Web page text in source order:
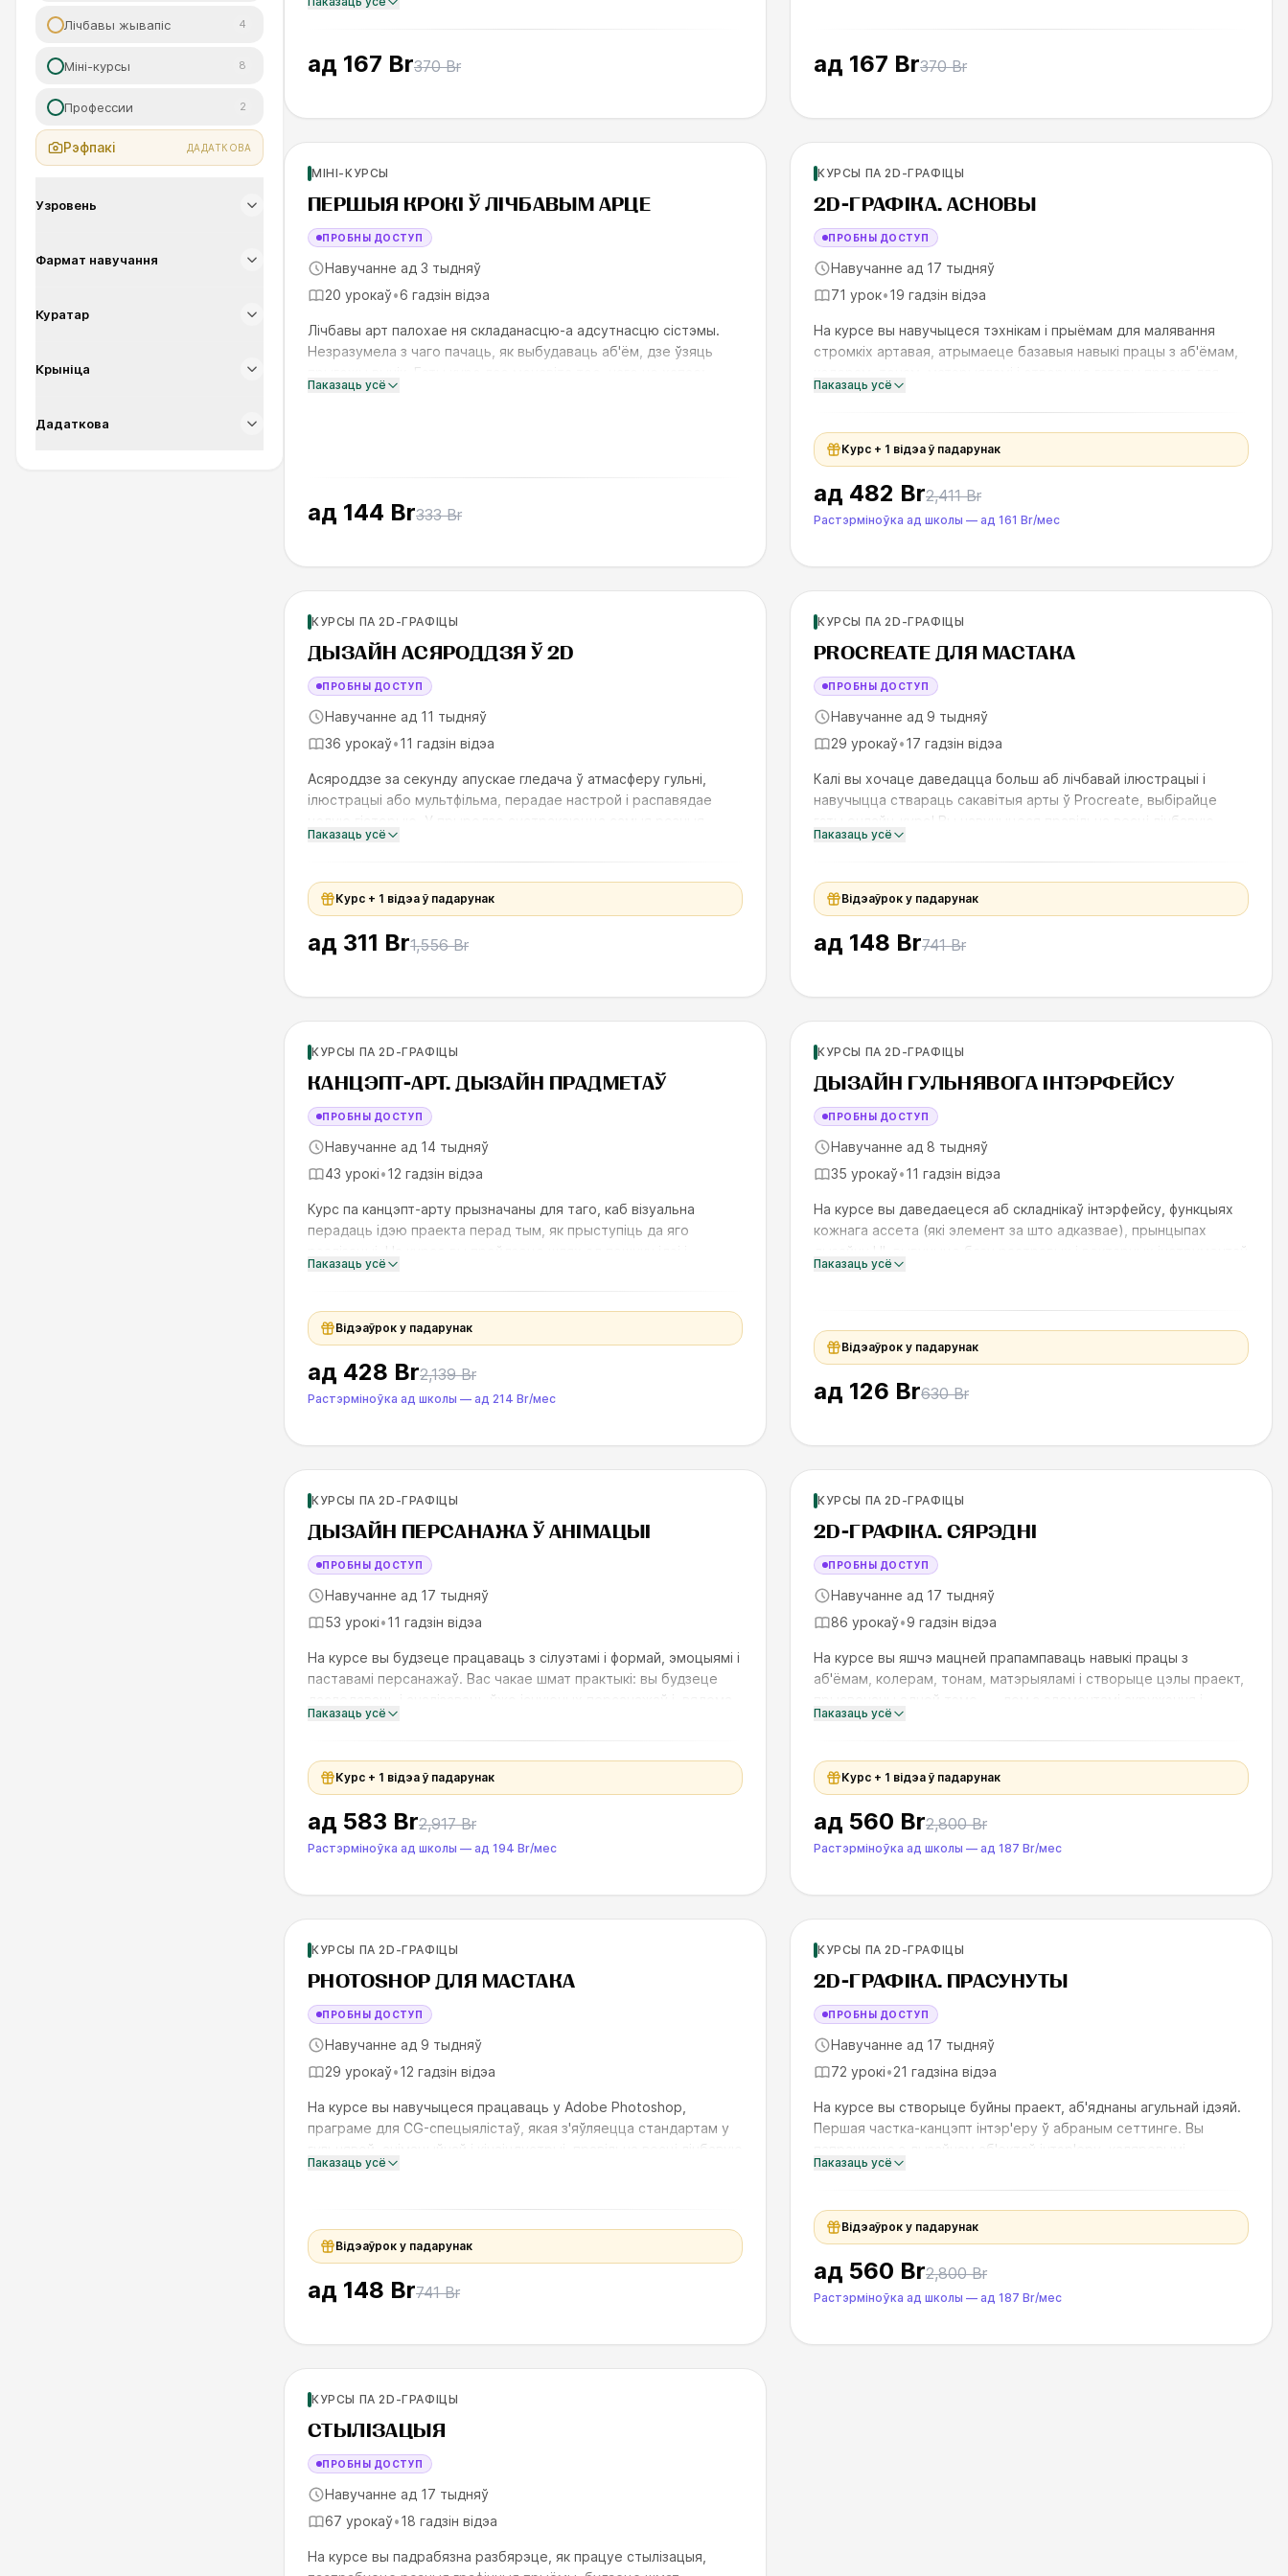
Лічбавы жывапіс 4
Міні-курсы 8
Профессии 2
Рэфпакі ДАДАТКОВА
Узровень
Фармат навучання
Куратар
Крыніца
Дадаткова
дэталі. За тры мо
ад 167 Br370 Br ад 167 Br370 Br
SKILLS UP
МІНІ-КУРСЫ
ПЕРШЫЯ КРОКІ Ў ЛІЧБАВЫМ АРЦЕ
ПРОБНЫ ДОСТУП
Навучанне ад 3 тыдняў
20 урокаў•6 гадзін відэа
Лічбавы арт палохае ня складанасцю-а адсутнасцю сістэмы.
Незразумела з чаго пачаць, як выбудаваць аб'ём, дзе ўзяць
прыгожы вынік. Гэты курс дае менавіта тое, чаго не хапае:
выразны пайплайн ад ідэі да
Паказаць усё
ад 144 Br333 Br
SKILLS UP
КУРСЫ ПА 2D-ГРАФІЦЫ
2D-ГРАФІКА. АСНОВЫ
ПРОБНЫ ДОСТУП
Навучанне ад 17 тыдняў
71 урок•19 гадзін відэа
На курсе вы навучыцеся тэхнікам і прыёмам для малявання
стромкіх артавая, атрымаеце базавыя навыкі працы з аб'ёмам,
партфоліо — канцэпт аб'екта
Паказаць усё
Курс + 1 відэа ў падарунак
ад 482 Br2,411 Br
Растэрміноўка ад школы — ад 161 Br/мес
SKILLS UP
КУРСЫ ПА 2D-ГРАФІЦЫ
ДЫЗАЙН АСЯРОДДЗЯ Ў 2D
ПРОБНЫ ДОСТУП
Навучанне ад 11 тыдняў
36 урокаў•11 гадзін відэа
Асяроддзе за секунду апускае гледача ў атмасферу гульні,
ілюстрацыі або мультфільма, перадае настрой і распавядае
цэлую гісторыю. У прыродзе сустракаюцца самыя розныя
формы, фактуры, тэкстуры, Пагодны
Паказаць усё
Курс + 1 відэа ў падарунак
ад 311 Br1,556 Br
SKILLS UP
КУРСЫ ПА 2D-ГРАФІЦЫ
PROCREATE ДЛЯ МАСТАКА
ПРОБНЫ ДОСТУП
Навучанне ад 9 тыдняў
29 урокаў•17 гадзін відэа
Калі вы хочаце даведацца больш аб лічбавай ілюстрацыі і
навучыцца ствараць сакавітыя арты ў Procreate, выбірайце
гэты онлайн-курс! Вы навучыцеся правільна весці лічбавую
лінію і мазкі, каб карцінкі вы
Паказаць усё
Відэаўрок у падарунак
ад 148 Br741 Br
SKILLS UP
КУРСЫ ПА 2D-ГРАФІЦЫ
КАНЦЭПТ-АРТ. ДЫЗАЙН ПРАДМЕТАЎ
ПРОБНЫ ДОСТУП
Навучанне ад 14 тыдняў
43 урокі•12 гадзін відэа
Курс па канцэпт-арту прызначаны для таго, каб візуальна
перадаць ідэю праекта перад тым, як прыступіць да яго
рэалізацыі. На курсе вы пройдзеце шлях ад пошуку ідэі і
афармлення брыфа да прэзентацыі пр
Паказаць усё
Відэаўрок у падарунак
ад 428 Br2,139 Br
Растэрміноўка ад школы — ад 214 Br/мес
SKILLS UP
КУРСЫ ПА 2D-ГРАФІЦЫ
ДЫЗАЙН ГУЛЬНЯВОГА ІНТЭРФЕЙСУ
ПРОБНЫ ДОСТУП
Навучанне ад 8 тыдняў
35 урокаў•11 гадзін відэа
На курсе вы даведаецеся аб складнікаў інтэрфейсу, функцыях
кожнага ассета (які элемент за што адказвае), прынцыпах
дызайну UI, вывучыце базу растравых і вектарных інструментаў
Adobe Photoshop і паэтап
Паказаць усё
Відэаўрок у падарунак
ад 126 Br630 Br
SKILLS UP
КУРСЫ ПА 2D-ГРАФІЦЫ
ДЫЗАЙН ПЕРСАНАЖА Ў АНІМАЦЫІ
ПРОБНЫ ДОСТУП
Навучанне ад 17 тыдняў
53 урокі•11 гадзін відэа
На курсе вы будзеце працаваць з сілуэтамі і формай, эмоцыямі і
паставамі персанажаў. Вас чакае шмат практыкі: вы будзеце
даследаваць і аналізаваць ўжо існуючых персанажаў і, вядома,
распрацоўваць сваі
Паказаць усё
Курс + 1 відэа ў падарунак
ад 583 Br2,917 Br
Растэрміноўка ад школы — ад 194 Br/мес
SKILLS UP
КУРСЫ ПА 2D-ГРАФІЦЫ
2D-ГРАФІКА. СЯРЭДНІ
ПРОБНЫ ДОСТУП
Навучанне ад 17 тыдняў
86 урокаў•9 гадзін відэа
На курсе вы яшчэ мацней прапампаваць навыкі працы з
аб'ёмам, колерам, тонам, матэрыяламі і створыце цэлы праект,
прысвечаны адной тэме, — дом з элементамі акружэння і
некалькі аб'ектаў да яго. І так
Паказаць усё
Курс + 1 відэа ў падарунак
ад 560 Br2,800 Br
Растэрміноўка ад школы — ад 187 Br/мес
SKILLS UP
КУРСЫ ПА 2D-ГРАФІЦЫ
PHOTOSHOP ДЛЯ МАСТАКА
ПРОБНЫ ДОСТУП
Навучанне ад 9 тыдняў
29 урокаў•12 гадзін відэа
На курсе вы навучыцеся працаваць у Adobe Photoshop,
праграме для CG-спецыялістаў, якая з'яўляецца стандартам у
гульнявой, анімацыйнай і кінаіндустрыі, правільна весці лічбавую
лінію і мазкі, каб карці
Паказаць усё
Відэаўрок у падарунак
ад 148 Br741 Br
SKILLS UP
КУРСЫ ПА 2D-ГРАФІЦЫ
2D-ГРАФІКА. ПРАСУНУТЫ
ПРОБНЫ ДОСТУП
Навучанне ад 17 тыдняў
72 урокі•21 гадзіна відэа
На курсе вы створыце буйны праект, аб'яднаны агульнай ідэяй.
Першая частка-канцэпт інтэр'еру ў абраным сеттинге. Вы
папрацуеце з дызайнам аб'ектаў інтэр'еру, каляровымі
спалучэннямі, асвятленнем і сто
Паказаць усё
Відэаўрок у падарунак
ад 560 Br2,800 Br
Растэрміноўка ад школы — ад 187 Br/мес
SKILLS UP
КУРСЫ ПА 2D-ГРАФІЦЫ
СТЫЛІЗАЦЫЯ
ПРОБНЫ ДОСТУП
Навучанне ад 17 тыдняў
67 урокаў•18 гадзін відэа
На курсе вы падрабязна разбярэце, як працуе стылізацыя,